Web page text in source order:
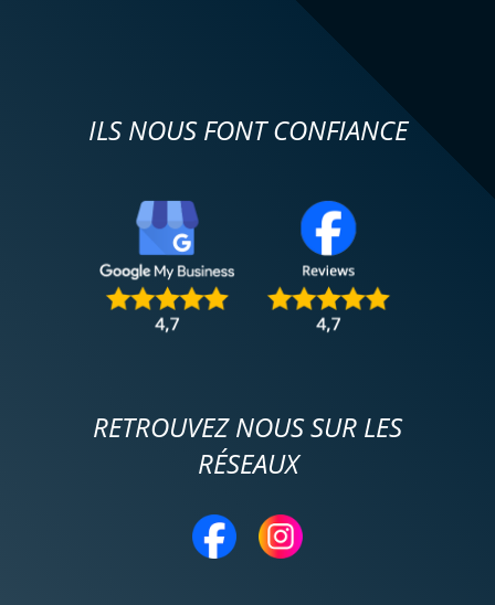
ILS NOUS FONT CONFIANCE
RETROUVEZ NOUS SUR LES
RÉSEAUX